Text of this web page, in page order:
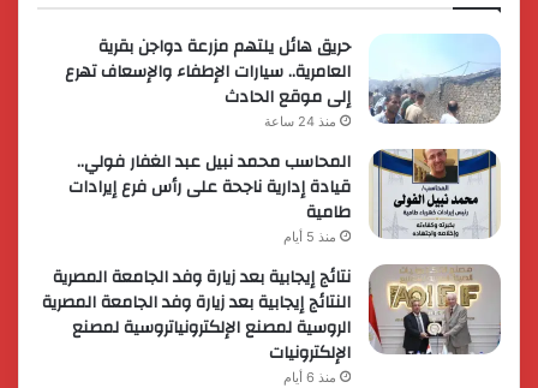
حريق هائل يلتهم مزرعة دواجن بقرية
العامرية.. سيارات الإطفاء والإسعاف تهرع
إلى موقع الحادث
منذ 24 ساعة
المحاسب محمد نبيل عبد الغفار فولي..
قيادة إدارية ناجحة على رأس فرع إيرادات
طامية
منذ 5 أيام
نتائج إيجابية بعد زيارة وفد الجامعة المصرية
النتائج إيجابية بعد زيارة وفد الجامعة المصرية
الروسية لمصنع الإلكترونياتروسية لمصنع
الإلكترونيات
منذ 6 أيام